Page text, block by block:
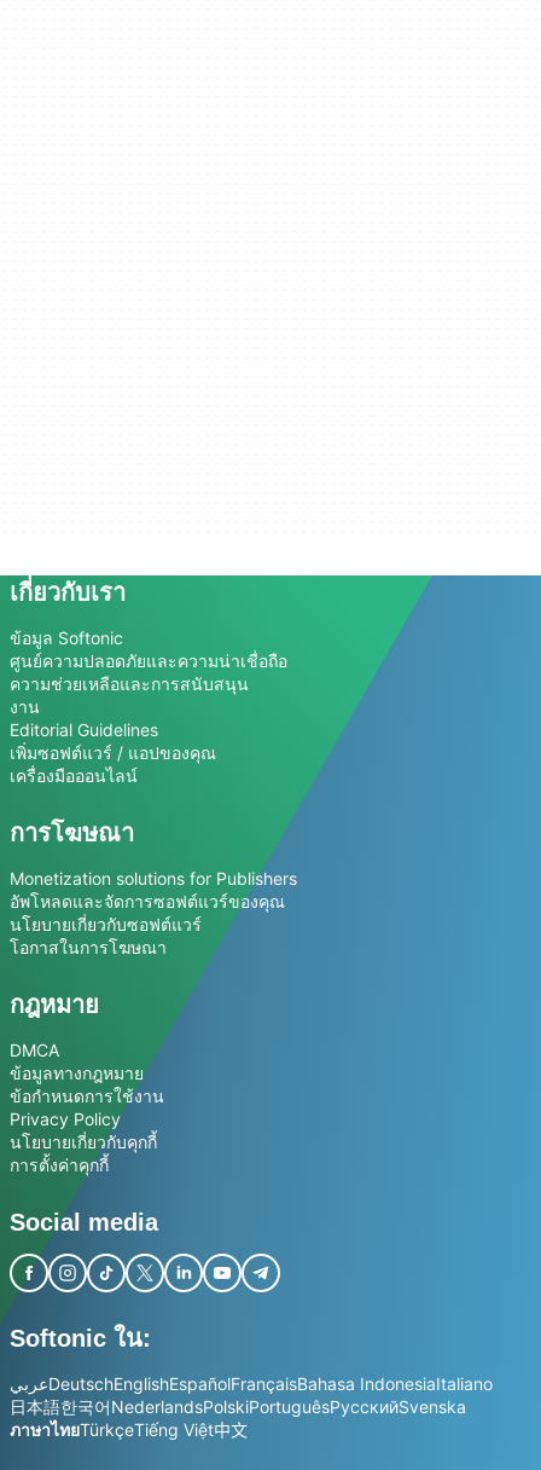
เกี่ยวกับเรา
ข้อมูล Softonic
ศูนย์ความปลอดภัยและความน่าเชื่อถือ
ความช่วยเหลือและการสนับสนุน
งาน
Editorial Guidelines
เพิ่มซอฟต์แวร์ / แอปของคุณ
เครื่องมือออนไลน์
การโฆษณา
Monetization solutions for Publishers
อัพโหลดและจัดการซอฟต์แวร์ของคุณ
นโยบายเกี่ยวกับซอฟต์แวร์
โอกาสในการโฆษณา
กฎหมาย
DMCA
ข้อมูลทางกฎหมาย
ข้อกำหนดการใช้งาน
Privacy Policy
นโยบายเกี่ยวกับคุกกี้
การตั้งค่าคุกกี้
Social media
Softonic ใน:
عربيDeutschEnglishEspañolFrançaisBahasa IndonesiaItaliano
日本語한국어NederlandsPolskiPortuguêsРусскийSvenska
ภาษาไทยTürkçeTiếng Việt中文